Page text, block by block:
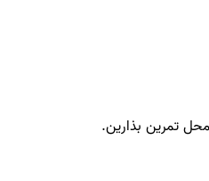
تمرین بذارین.